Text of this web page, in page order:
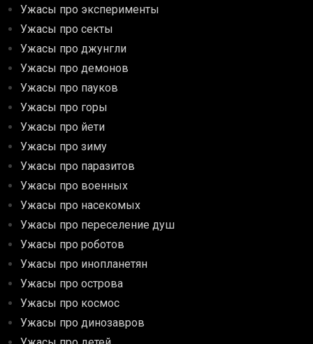
Ужасы про эксперименты
Ужасы про секты
Ужасы про джунгли
Ужасы про демонов
Ужасы про пауков
Ужасы про горы
Ужасы про йети
Ужасы про зиму
Ужасы про паразитов
Ужасы про военных
Ужасы про насекомых
Ужасы про переселение душ
Ужасы про роботов
Ужасы про инопланетян
Ужасы про острова
Ужасы про космос
Ужасы про динозавров